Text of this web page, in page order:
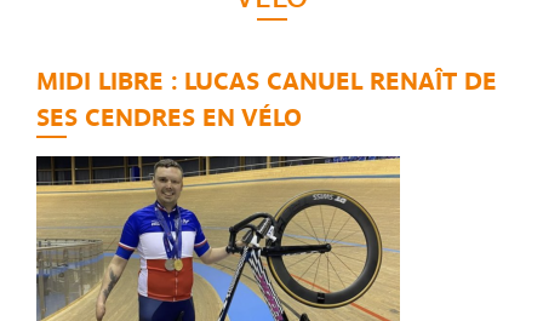
MIDI LIBRE : LUCAS CANUEL RENAÎT DE
SES CENDRES EN VÉLO